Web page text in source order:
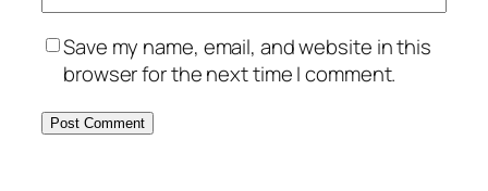
Save my name, email, and website in this
browser for the next time I comment.